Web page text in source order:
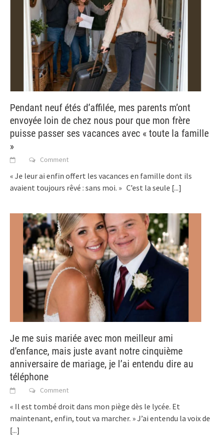
Pendant neuf étés d’affilée, mes parents m’ont
envoyée loin de chez nous pour que mon frère
puisse passer ses vacances avec « toute la famille
»
Comment
« Je leur ai enfin offert les vacances en famille dont ils
avaient toujours rêvé : sans moi. » C’est la seule [...]
Je me suis mariée avec mon meilleur ami
d’enfance, mais juste avant notre cinquième
anniversaire de mariage, je l’ai entendu dire au
téléphone
Comment
« Il est tombé droit dans mon piège dès le lycée. Et
maintenant, enfin, tout va marcher. » J’ai entendu la voix de
[...]